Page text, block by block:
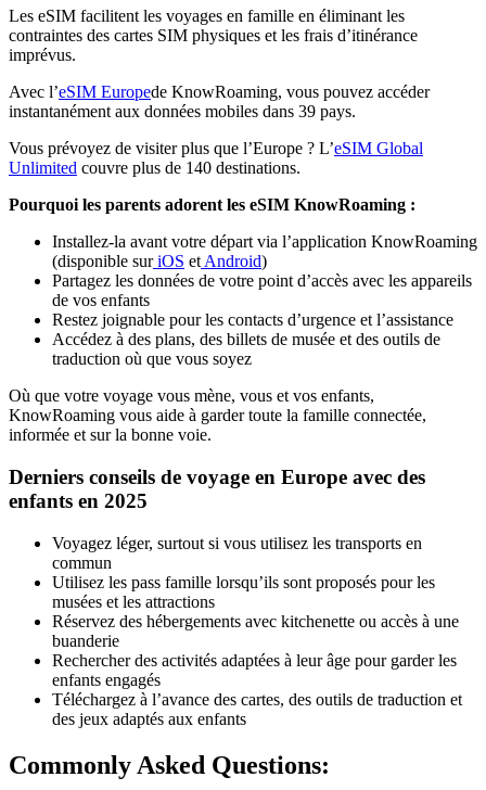
Les eSIM facilitent les voyages en famille en éliminant les
contraintes des cartes SIM physiques et les frais d’itinérance
imprévus.
Avec l’eSIM Europede KnowRoaming, vous pouvez accéder
instantanément aux données mobiles dans 39 pays.
Vous prévoyez de visiter plus que l’Europe ? L’eSIM Global
Unlimited couvre plus de 140 destinations.
Pourquoi les parents adorent les eSIM KnowRoaming :
Installez-la avant votre départ via l’application KnowRoaming
(disponible suriOS et Android)
Partagez les données de votre point d’accès avec les appareils
de vos enfants
Restez joignable pour les contacts d’urgence et l’assistance
Accédez à des plans, des billets de musée et des outils de
traduction où que vous soyez
Où que votre voyage vous mène, vous et vos enfants,
KnowRoaming vous aide à garder toute la famille connectée,
informée et sur la bonne voie.
Derniers conseils de voyage en Europe avec des
enfants en 2025
Voyagez léger, surtout si vous utilisez les transports en
commun
Utilisez les pass famille lorsqu’ils sont proposés pour les
musées et les attractions
Réservez des hébergements avec kitchenette ou accès à une
buanderie
Rechercher des activités adaptées à leur âge pour garder les
enfants engagés
Téléchargez à l’avance des cartes, des outils de traduction et
des jeux adaptés aux enfants
Commonly Asked Questions: